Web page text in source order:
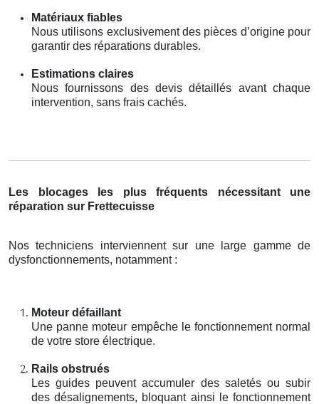
Matériaux fiables
Nous utilisons exclusivement des pièces d’origine pour
garantir des réparations durables.
Estimations claires
Nous fournissons des devis détaillés avant chaque
intervention, sans frais cachés.
Les blocages les plus fréquents nécessitant une
réparation sur Frettecuisse
Nos techniciens interviennent sur une large gamme de
dysfonctionnements, notamment :
Moteur défaillant
Une panne moteur empêche le fonctionnement normal
de votre store électrique.
Rails obstrués
Les guides peuvent accumuler des saletés ou subir
des désalignements, bloquant ainsi le fonctionnement